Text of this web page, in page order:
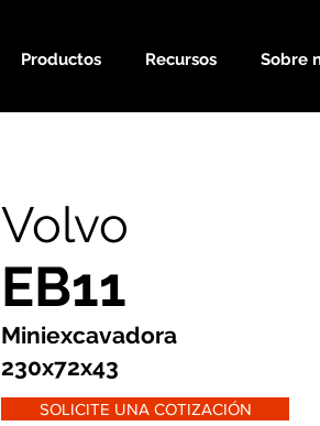
Productos Recursos Sobre
Volvo
EB11
Miniexcavadora
230x72x43
SOLICITE UNA COTIZACIÓN